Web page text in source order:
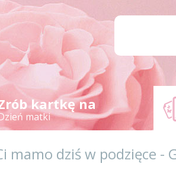
kartkę na
matki
mamo dziś w podzięce -